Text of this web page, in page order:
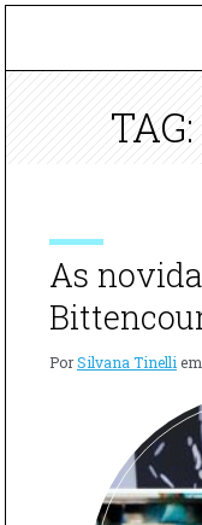
As
PorSilvana Tinelli em